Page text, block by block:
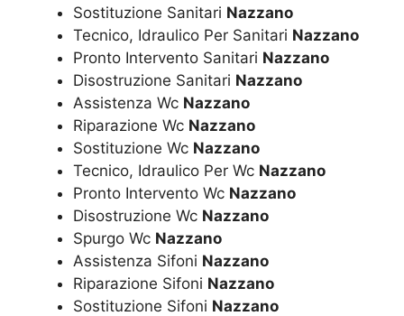
Sostituzione Sanitari Nazzano
Tecnico, Idraulico Per Sanitari Nazzano
Pronto Intervento Sanitari Nazzano
Disostruzione Sanitari Nazzano
Assistenza Wc Nazzano
Riparazione Wc Nazzano
Sostituzione Wc Nazzano
Tecnico, Idraulico Per Wc Nazzano
Pronto Intervento Wc Nazzano
Disostruzione Wc Nazzano
Spurgo Wc Nazzano
Assistenza Sifoni Nazzano
Riparazione Sifoni Nazzano
Sostituzione Sifoni Nazzano